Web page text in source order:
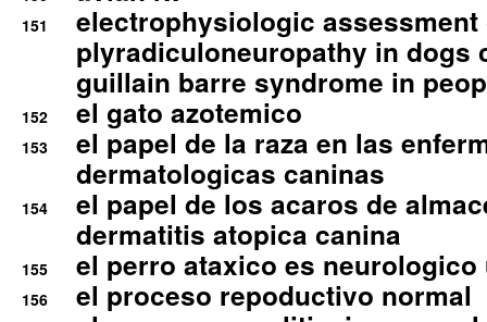
151
electrophysiologic assessment
plyradiculoneuropathy in dogs
guillain barre syndrome in
152 el gato azotemico
153
el papel de la raza en las
dermatologicas caninas
154
el papel de los acaros de
dermatitis atopica canina
155 el perro ataxico es
156 el proceso repoductivo normal